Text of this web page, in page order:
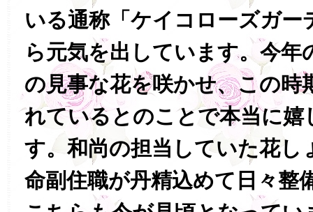
いる通称「ケイコローズガー
ら元気を出しています。今年
の見事な花を咲かせ、この時
れているとのことで本当に嬉
す。和尚の担当していた花し
命副住職が丹精込めて日々整